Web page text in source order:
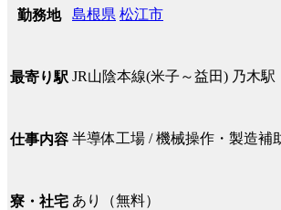
勤務地 島根県 松江市
最寄り駅 JR山陰本線(米子～益田) 乃木駅
仕事内容 半導体工場 / 機械操作・製造補
寮・社宅 あり（無料）